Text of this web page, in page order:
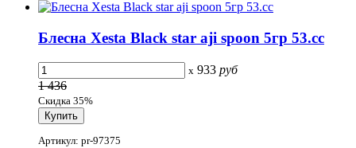
Блесна Xesta Black star aji spoon 5гр 53.cc
x 933 руб
1 436
Скидка 35%
Артикул: pr-97375